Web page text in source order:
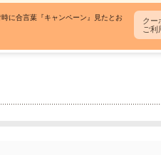
に合言葉『キャンペーン』見たとお
クー
ご利